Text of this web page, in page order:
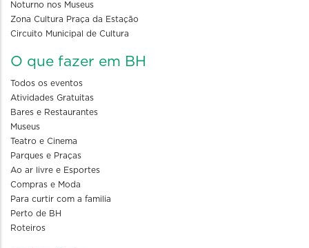
Noturno nos Museus
Zona Cultura Praça da Estação
Circuito Municipal de Cultura
O que fazer em BH
Todos os eventos
Atividades Gratuitas
Bares e Restaurantes
Museus
Teatro e Cinema
Parques e Praças
Ao ar livre e Esportes
Compras e Moda
Para curtir com a familia
Perto de BH
Roteiros